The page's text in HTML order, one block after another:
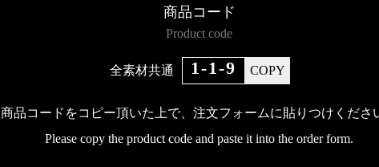
商品コード
Product code
全素材共通 1-1-9 COPY
商品コードをコピー頂いた上で、注文フォームに貼りつけくださ
Please copy the product code and paste it into the order form.